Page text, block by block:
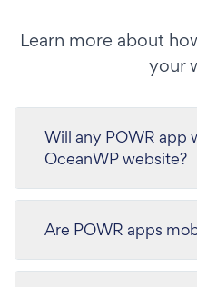
Learn more about
your
Will any POWR app
OceanWP website?
Are POWR apps